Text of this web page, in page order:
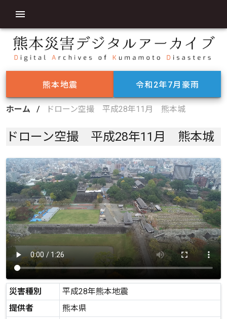
熊本地震 令和2年7月豪雨
ホーム / ドローン空撮 平成28年11月 熊本城
ドローン空撮 平成28年11月 熊本城
災害種別
平成28年熊本地震
提供者
熊本県